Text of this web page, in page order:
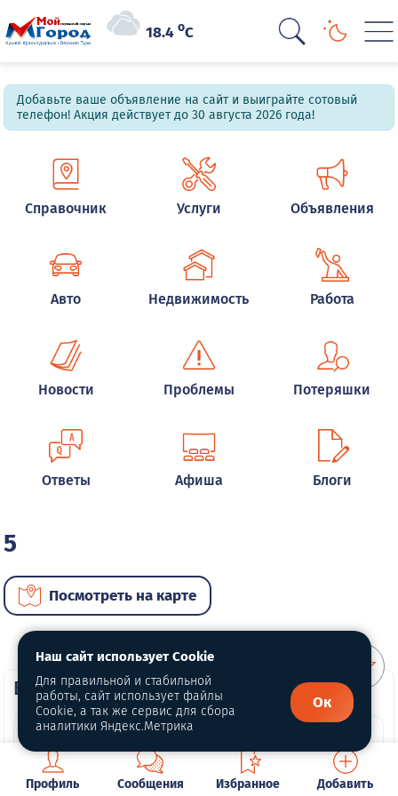
18.4oC
Добавьте ваше объявление на сайт и выиграйте сотовый
телефон! Акция действует до 30 августа 2026 года!
Справочник Услуги Объявления
Авто Недвижимость Работа
Новости Проблемы Потеряшки
Ответы Афиша Блоги
5
Посмотреть на карте
ВИП автомобили
Профиль Сообщения Избранное Добавить
Наш сайт использует Cookie
Для правильной и стабильной
работы, сайт использует файлы
Cookie, а так же сервис для сбора
аналитики Яндекс.Метрика
Ок